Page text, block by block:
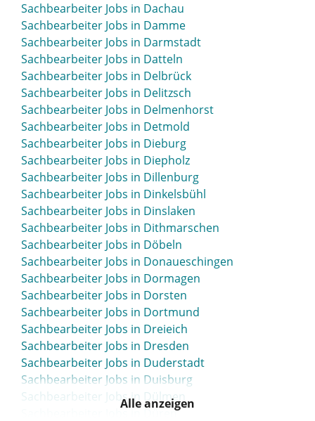
Sachbearbeiter Jobs in Biberach
Sachbearbeiter Jobs in Bielefeld
Sachbearbeiter Jobs in Bietigheim-Bissingen
Sachbearbeiter Jobs in Bingen
Sachbearbeiter Jobs in Bitburg
Sachbearbeiter Jobs in Blaustein
Sachbearbeiter Jobs in Böblingen
Sachbearbeiter Jobs in Bochum
Sachbearbeiter Jobs in Bonn
Sachbearbeiter Jobs in Bordesholm
Sachbearbeiter Jobs in Borken
Sachbearbeiter Jobs in Borna
Sachbearbeiter Jobs in Bottrop
Sachbearbeiter Jobs in Brake
Sachbearbeiter Jobs in Brakel
Sachbearbeiter Jobs in Bramsche
Sachbearbeiter Jobs in Brandenburg
Sachbearbeiter Jobs in Braunschweig
Sachbearbeiter Jobs in Bremen
Sachbearbeiter Jobs in Bremerhaven
Sachbearbeiter Jobs in Bretten
Sachbearbeiter Jobs in Brilon
Sachbearbeiter Jobs in Bruchsal
Sachbearbeiter Jobs in Brühl
Sachbearbeiter Jobs in Dachau
Sachbearbeiter Jobs in Damme
Sachbearbeiter Jobs in Darmstadt
Sachbearbeiter Jobs in Datteln
Sachbearbeiter Jobs in Delbrück
Sachbearbeiter Jobs in Delitzsch
Sachbearbeiter Jobs in Delmenhorst
Sachbearbeiter Jobs in Detmold
Sachbearbeiter Jobs in Dieburg
Sachbearbeiter Jobs in Diepholz
Sachbearbeiter Jobs in Dillenburg
Sachbearbeiter Jobs in Dinkelsbühl
Sachbearbeiter Jobs in Dinslaken
Sachbearbeiter Jobs in Dithmarschen
Sachbearbeiter Jobs in Döbeln
Sachbearbeiter Jobs in Donaueschingen
Sachbearbeiter Jobs in Dormagen
Sachbearbeiter Jobs in Dorsten
Sachbearbeiter Jobs in Dortmund
Sachbearbeiter Jobs in Dreieich
Sachbearbeiter Jobs in Dresden
Sachbearbeiter Jobs in Duderstadt
Sachbearbeiter Jobs in Duisburg
Sachbearbeiter Jobs in Dülmen
Sachbearbeiter Jobs in Düren
Alle anzeigen